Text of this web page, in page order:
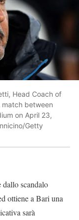
Head Coach of
match between
on April 23,
Getty
dallo scandalo
ottiene a Bari una
sarà